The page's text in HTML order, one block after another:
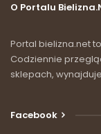
O Portalu
Portal bielizna.net
Codziennie
sklepach,
Facebook